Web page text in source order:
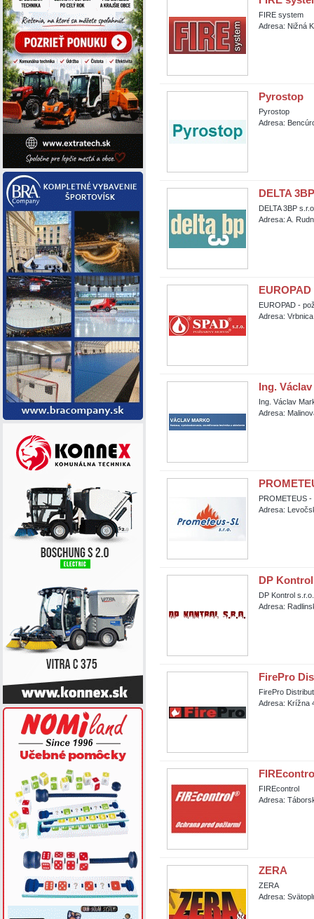
FIRE system
Adresa: Nižná
Pyrostop
Pyrostop
Adresa:
DELTA
DELTA 3BP
Adresa: A.
EUROPAD -
Adresa:
Ing.
Ing. Václav
Adresa:
PROMETEUS -
Adresa:
DP
DP Kontrol s.r.o.
Adresa:
FirePro
FirePro
Adresa: Krížna
FIREcontrol
Adresa:
ZERA
ZERA
Adresa: